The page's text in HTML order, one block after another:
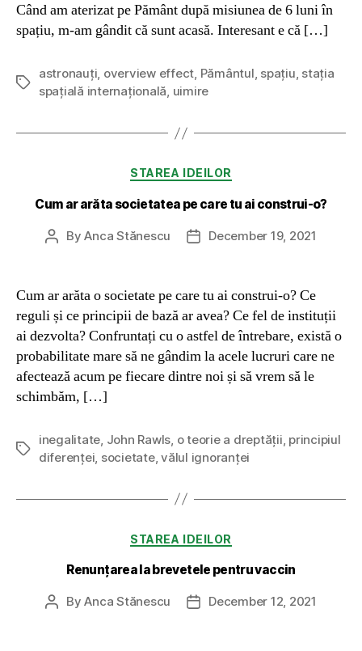
Când am aterizat pe Pământ după misiunea de 6 luni în
spațiu, m-am gândit că sunt acasă. Interesant e că […]
Tags
astronauți, overview effect, Pământul, spațiu, stația
spațială internațională, uimire
Categories
STAREA IDEILOR
Cum ar arăta societatea pe care tu ai construi-o?
PostByAnca Stănescu
PostDecember 19, 2021
Cum ar arăta o societate pe care tu ai construi-o? Ce
reguli și ce principii de bază ar avea? Ce fel de instituții
ai dezvolta? Confruntați cu o astfel de întrebare, există o
probabilitate mare să ne gândim la acele lucruri care ne
afectează acum pe fiecare dintre noi și să vrem să le
schimbăm, […]
Tags
inegalitate John Rawls o teorie a dreptății principiul
diferenței societate,vălul ignoranței
Categories
STAREA IDEILOR
Renunțarea la brevetele pentru vaccin
PostByAnca Stănescu
PostDecember 12, 2021